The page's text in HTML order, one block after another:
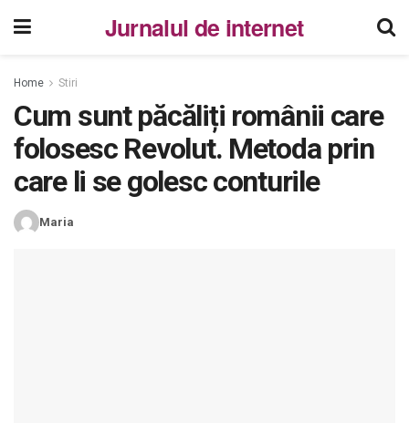
Jurnalul de internet
Home Stiri
Cum sunt păcăliți românii care
folosesc Revolut. Metoda prin
care li se golesc conturile
Maria